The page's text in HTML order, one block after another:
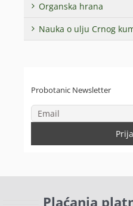
Organska hrana
Nauka o ulju Crnog
Probotanic Newsletter
Plaćanja